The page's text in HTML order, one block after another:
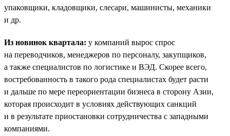
упаковщики, кладовщики, слесари, машинисты, механики
и др.
Из новинок квартала: у компаний вырос спрос
на переводчиков, менеджеров по персоналу, закупщиков,
а также специалистов по логистике и ВЭД. Скорее всего,
востребованность в такого рода специалистах будет расти
и дальше по мере переориентации бизнеса в сторону Азии,
которая происходит в условиях действующих санкций
и в результате приостановки сотрудничества с западными
компаниями.